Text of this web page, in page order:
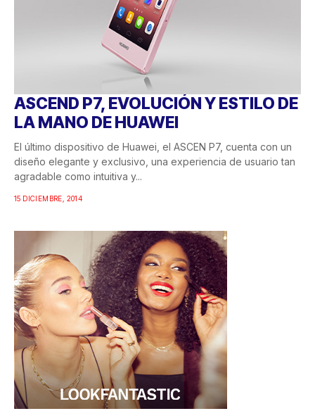
ASCEND P7, EVOLUCIÓN Y ESTILO DE
LA MANO DE HUAWEI
El último dispositivo de Huawei, el ASCEN P7, cuenta con un
diseño elegante y exclusivo, una experiencia de usuario tan
agradable como intuitiva y...
15 DICIEMBRE, 2014